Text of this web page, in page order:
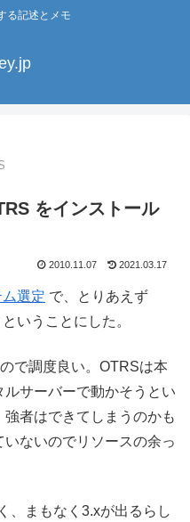
る記述とメモ
をインストール
2010.11.07 2021.03.17
選定 で、とりあえず
いうことにした。
で調度良い。OTRSは本
サーバーで動かそうとい
者はできてしまうのかも
ないのでリソースの余っ
、まもなく3.xが出るらし